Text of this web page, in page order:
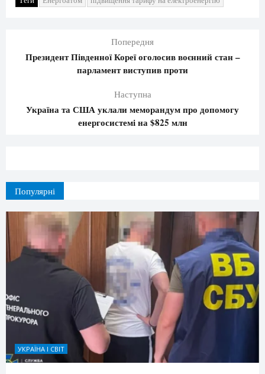
Попередня
Президент Південної Кореї оголосив воєнний стан –
парламент виступив проти
Наступна
Україна та США уклали меморандум про допомогу
енергосистемі на $825 млн
Популярні
УКРАЇНА І СВІТ